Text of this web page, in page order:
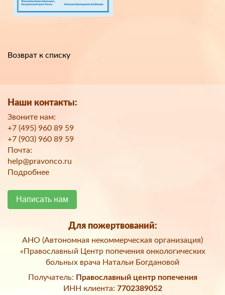
Возврат к списку
Наши контакты:
Звоните нам:
+7 (495) 960 89 59
+7 (903) 960 89 59
Почта:
help@pravonco.ru
Подробнее
Написать нам
Для пожертвований:
АНО (Автономная некоммерческая организация)
«Православный Центр попечения онкологических
больных врача Натальи Богдановой
Получатель: Православный центр попечения
ИНН клиента: 7702389052